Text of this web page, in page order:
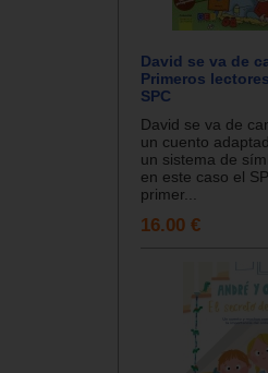
David se va de
Primeros
SPC
David se va de
un cuento
un sistema de
en este caso el
primer...
16.00 €